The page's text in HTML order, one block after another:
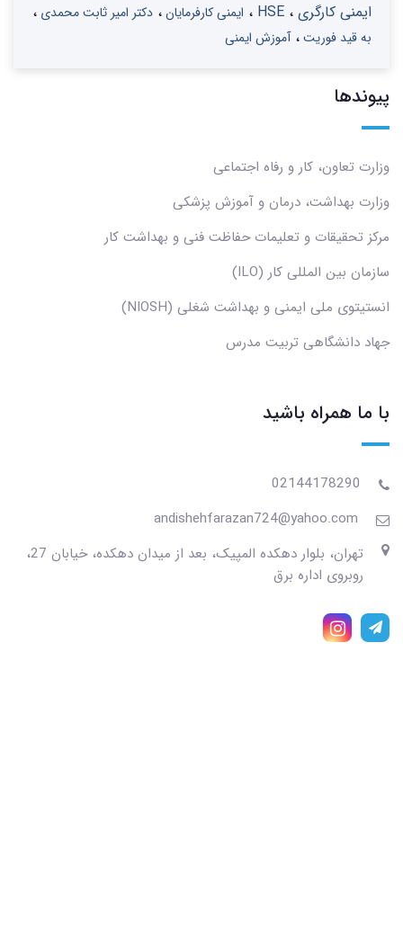
ایمنی کارگری HSE ایمنی کارفرمایان
دکتر امیر ثابت محمدی
به قید فوریت
آموزش ایمنی
پیوندها
وزارت تعاون، کار و رفاه اجتماعی
وزارت بهداشت، درمان و آموزش پزشکی
مرکز تحقیقات و تعلیمات حفاظت فنی و بهداشت کار
سازمان بین المللی کار (ILO)
انستیتوی ملی ایمنی و بهداشت شغلی (NIOSH)
جهاد دانشگاهی تربیت مدرس
با ما همراه باشید
02144178290
andishehfarazan724@yahoo.com
تهران، بلوار دهکده المپیک، بعد از میدان دهکده، خیابان 27،
روبروی اداره برق